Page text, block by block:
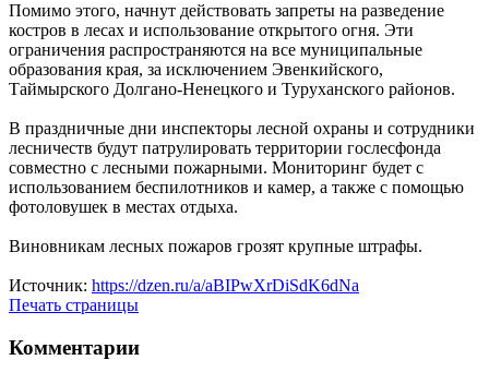
Помимо этого, начнут действовать запреты на разведение
костров в лесах и использование открытого огня. Эти
ограничения распространяются на все муниципальные
образования края, за исключением Эвенкийского,
Таймырского Долгано-Ненецкого и Туруханского районов.
В праздничные дни инспекторы лесной охраны и сотрудники
лесничеств будут патрулировать территории гослесфонда
совместно с лесными пожарными. Мониторинг будет с
использованием беспилотников и камер, а также с помощью
фотоловушек в местах отдыха.
Виновникам лесных пожаров грозят крупные штрафы.
Источник: https://dzen.ru/a/aBIPwXrDiSdK6dNa
Печать страницы
Комментарии